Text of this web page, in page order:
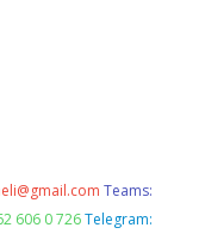
Teams:
606 0 726 Telegram: